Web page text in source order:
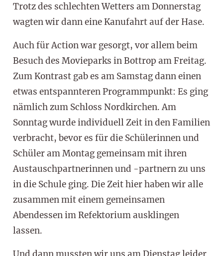
Trotz des schlechten Wetters am Donnerstag
wagten wir dann eine Kanufahrt auf der Hase.
Auch für Action war gesorgt, vor allem beim
Besuch des Movieparks in Bottrop am Freitag.
Zum Kontrast gab es am Samstag dann einen
etwas entspannteren Programmpunkt: Es ging
nämlich zum Schloss Nordkirchen. Am
Sonntag wurde individuell Zeit in den Familien
verbracht, bevor es für die Schülerinnen und
Schüler am Montag gemeinsam mit ihren
Austauschpartnerinnen und -partnern zu uns
in die Schule ging. Die Zeit hier haben wir alle
zusammen mit einem gemeinsamen
Abendessen im Refektorium ausklingen
lassen.